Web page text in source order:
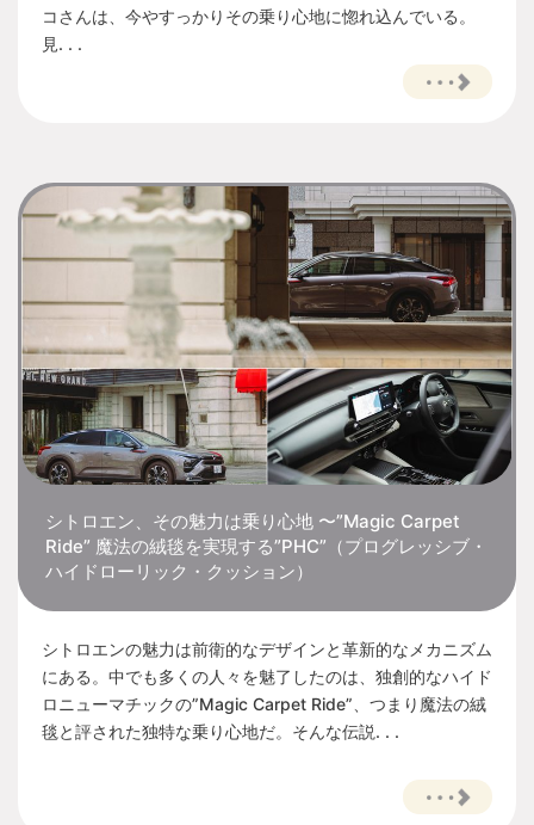
コさんは、今やすっかりその乗り心地に惚れ込んでいる。
見. . .
シトロエン、その魅力は乗り心地 〜”Magic Carpet
Ride” 魔法の絨毯を実現する”PHC”（プログレッシブ・
ハイドローリック・クッション）
シトロエンの魅力は前衛的なデザインと革新的なメカニズム
にある。中でも多くの人々を魅了したのは、独創的なハイド
ロニューマチックの”Magic Carpet Ride”、つまり魔法の絨
毯と評された独特な乗り心地だ。そんな伝説. . .